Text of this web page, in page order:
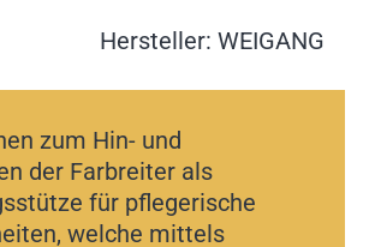
Hersteller: WEIGANG
zum Hin- und
der Farbreiter als
für pflegerische
welche mittels